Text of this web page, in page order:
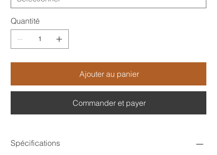
Quantité
Ajouter au panier
Commander et payer
Spécifications